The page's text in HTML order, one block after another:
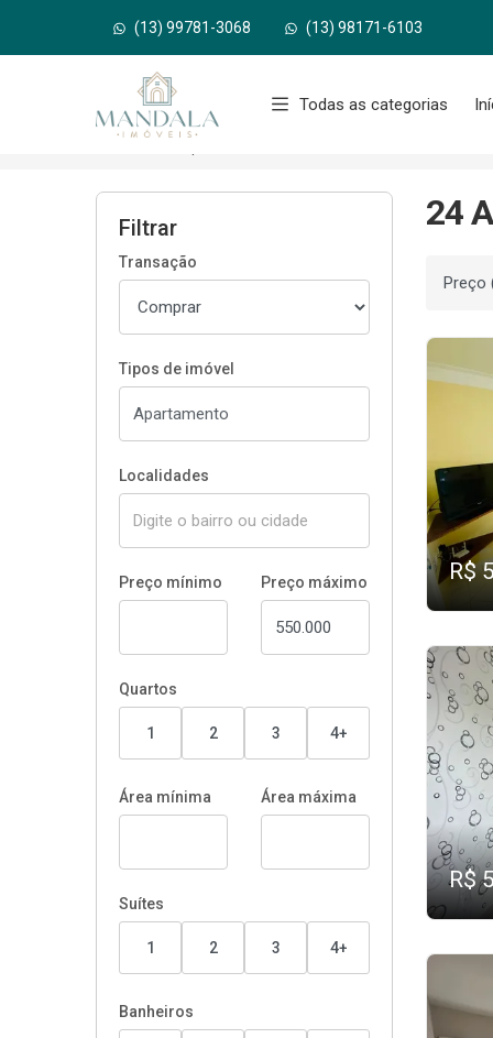
(13) 99781-3068 (13) 98171-6103
Página inicial
Todas as categorias
Filtrar
Transação
Tipos de imóvel
Localidades
Preço mínimo Preço máximo
Quartos
1 2 3 4+
Área mínima Área máxima
Suítes
1 2 3 4+
Banheiros
24
R$
R$